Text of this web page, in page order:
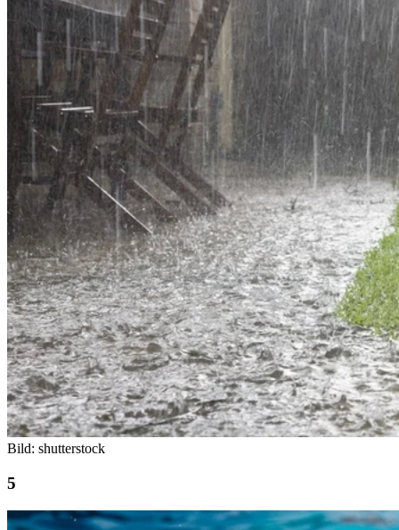
Bild: shutterstock